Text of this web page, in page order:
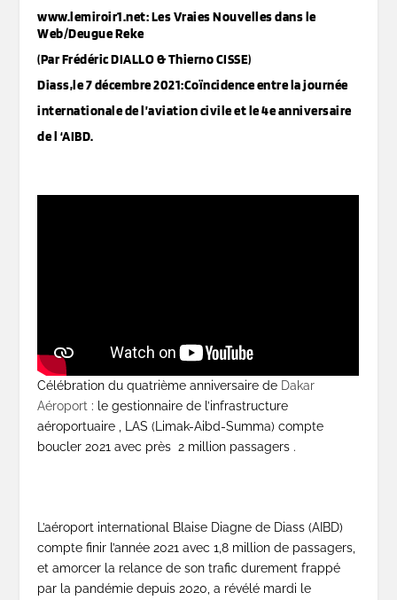
www.lemiroir1.net: Les Vraies Nouvelles dans le
Web/Deugue Reke
(Par Frédéric DIALLO & Thierno CISSE)
Diass,le 7 décembre 2021:Coïncidence entre la journée
internationale de l’aviation civile et le 4e anniversaire
de l ‘AIBD.
Célébration du quatrième anniversaire de Dakar
Aéroport : le gestionnaire de l’infrastructure
aéroportuaire , LAS (Limak-Aibd-Summa) compte
boucler 2021 avec près 2 million passagers .
L’aéroport international Blaise Diagne de Diass (AIBD)
compte finir l’année 2021 avec 1,8 million de passagers,
et amorcer la relance de son trafic durement frappé
par la pandémie depuis 2020, a révélé mardi le